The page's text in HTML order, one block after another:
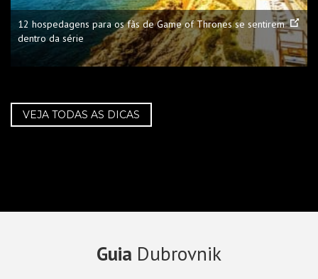
12 hospedagens para os fãs de Game of Thrones se sentirem
dentro da série
VEJA TODAS AS DICAS
Guia Dubrovnik